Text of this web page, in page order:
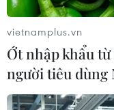
vietnamplus.vn
Ớt nhập khẩu
người tiêu dùng